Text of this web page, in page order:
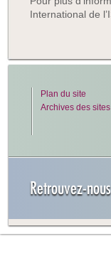
International de
Plan du site
Archives des sites
Retrouvez-nous